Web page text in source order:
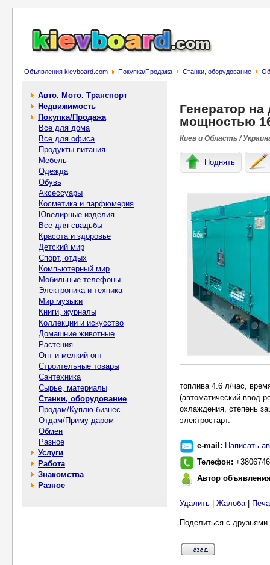
Объявления kievboard.com Покупка/Продажа Станки, оборудование
Авто. Мото. Транспорт
Недвижимость
Покупка/Продажа
Все для дома
Все для офиса
Продукты питания
Мебель
Одежда
Обувь
Аксессуары
Косметика и парфюмерия
Ювелирные изделия
Все для свадьбы
Красота и здоровье
Детский мир
Спорт, отдых
Компьютерный мир
Мобильные телефоны
Электроника и техника
Мир музыки
Книги, журналы
Коллекции и искусство
Домашние животные
Растения
Опт и мелкий опт
Строительные товары
Сантехника
Сырье, материалы
Станки, оборудование
Продам/Куплю бизнес
Отдам/Приму даром
Обмен
Разное
Услуги
Работа
Знакомства
Разное
Генератор на
мощностью
Киев и Область /
Поднять
топлива 4.6 л/час,
(автоматический ввод
охлаждения, степень
электростарт.
e-mail: Написать
Телефон:
Автор
Удалить Жалоба|
Поделиться с